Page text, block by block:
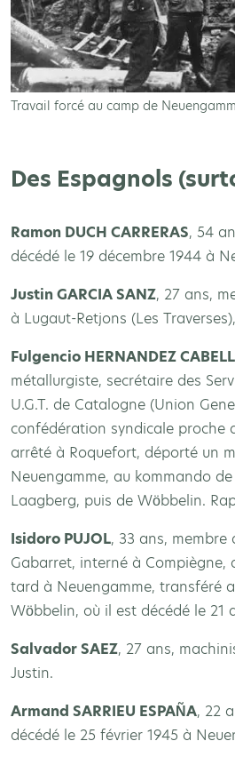
Travail forcé au camp de
Des Espagnols
Ramon DUCH CARRERAS, 54
décédé le 19 décembre 1944 à
Justin GARCIA SANZ, 27 ans,
à Lugaut-Retjons (Les
Fulgencio HERNANDEZ
métallurgiste, secrétaire des
U.G.T. de Catalogne (Union
confédération syndicale proche
arrêté à Roquefort, déporté un
Neuengamme, au kommando
Laagberg, puis de Wöbbelin.
Isidoro PUJOL, 33 ans, membre
Gabarret, interné à Compiègne,
tard à Neuengamme, transféré
Wöbbelin, où il est décédé le 21
Salvador SAEZ, 27 ans,
Justin.
Armand SARRIEU ESPAÑA, 22
décédé le 25 février 1945 à